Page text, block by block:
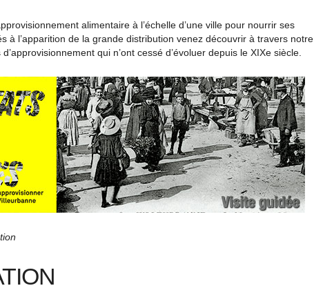
alimentaire à l’échelle d’une ville pour nourrir ses
à l’apparition de la grande distribution venez découvrir à travers notre
qui n’ont cessé d’évoluer depuis le XIXe siècle.